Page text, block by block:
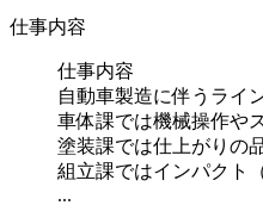
仕事内容
仕事内容
自動車製造に伴うライ
車体課では機械操作や
塗装課では仕上がりの
組立課ではインパクト
...